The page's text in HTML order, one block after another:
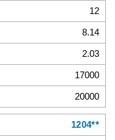
12
8.14
2.03
17000
20000
1204**